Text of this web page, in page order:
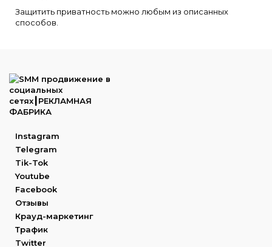
Защитить приватность можно любым из описанных
способов.
Instagram
Telegram
Tik-Tok
Youtube
Facebook
Отзывы
Крауд-маркетинг
Трафик
Twitter